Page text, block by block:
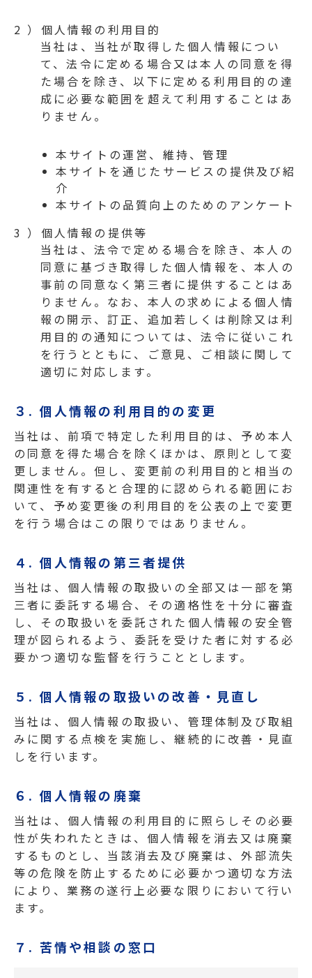
2 ）個人情報の利用目的
当社は、当社が取得した個人情報につい
て、法令に定める場合又は本人の同意を得
た場合を除き、以下に定める利用目的の達
成に必要な範囲を超えて利用することはあ
りません。
本サイトの運営、維持、管理
本サイトを通じたサービスの提供及び紹
介
本サイトの品質向上のためのアンケート
3 ）個人情報の提供等
当社は、法令で定める場合を除き、本人の
同意に基づき取得した個人情報を、本人の
事前の同意なく第三者に提供することはあ
りません。なお、本人の求めによる個人情
報の開示、訂正、追加若しくは削除又は利
用目的の通知については、法令に従いこれ
を行うとともに、ご意見、ご相談に関して
適切に対応します。
３. 個人情報の利用目的の変更
当社は、前項で特定した利用目的は、予め本人
の同意を得た場合を除くほかは、原則として変
更しません。但し、変更前の利用目的と相当の
関連性を有すると合理的に認められる範囲にお
いて、予め変更後の利用目的を公表の上で変更
を行う場合はこの限りではありません。
４. 個人情報の第三者提供
当社は、個人情報の取扱いの全部又は一部を第
三者に委託する場合、その適格性を十分に審査
し、その取扱いを委託された個人情報の安全管
理が図られるよう、委託を受けた者に対する必
要かつ適切な監督を行うこととします。
５. 個人情報の取扱いの改善・見直し
当社は、個人情報の取扱い、管理体制及び取組
みに関する点検を実施し、継続的に改善・見直
しを行います。
６. 個人情報の廃棄
当社は、個人情報の利用目的に照らしその必要
性が失われたときは、個人情報を消去又は廃棄
するものとし、当該消去及び廃棄は、外部流失
等の危険を防止するために必要かつ適切な方法
により、業務の遂行上必要な限りにおいて行い
ます。
７. 苦情や相談の窓口